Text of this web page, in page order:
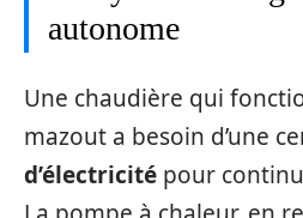
autonome
Une chaudière qui
mazout a besoin d’une
d’électricité pour